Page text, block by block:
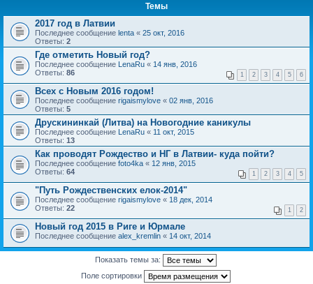
Темы
2017 год в Латвии
Последнее сообщение lenta « 25 окт, 2016
Ответы: 2
Где отметить Новый год?
Последнее сообщение LenaRu « 14 янв, 2016
Ответы: 86 1 2 3 4 5 6
Всех с Новым 2016 годом!
Последнее сообщение rigaismylove « 02 янв, 2016
Ответы: 5
Друскининкай (Литва) на Новогодние каникулы
Последнее сообщение LenaRu « 11 окт, 2015
Ответы: 13
Как проводят Рождество и НГ в Латвии- куда пойти?
Последнее сообщение foto4ka « 12 янв, 2015
Ответы: 64 1 2 3 4 5
"Путь Рождественских елок-2014"
Последнее сообщение rigaismylove « 18 дек, 2014
Ответы: 22 1 2
Новый год 2015 в Риге и Юрмале
Последнее сообщение alex_kremlin « 14 окт, 2014
Показать темы за:
Поле сортировки